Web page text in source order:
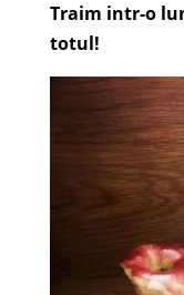
Traim intr-o
totul!